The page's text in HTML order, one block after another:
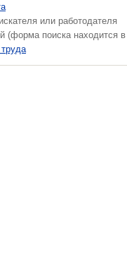
или работодателя
(форма поиска находится